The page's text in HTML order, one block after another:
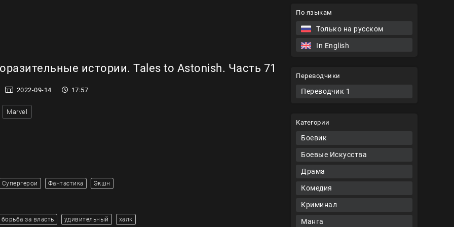
По языкам
Только на русском
In English
Переводчики
Переводчик 1
Категории
Боевик
Боевые Искусства
Драма
Комедия
Криминал
Манга
истории. Tales to Astonish. Часть 71
2022-09-14 17:57
Marvel
Супергерои Фантастика Экшн
борьба за власть удивительный халк